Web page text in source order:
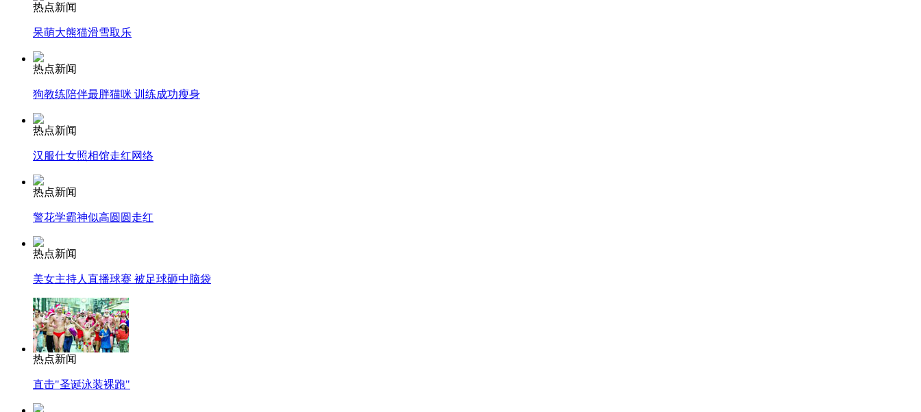
走！跟着总书记去植树
消防员救轻生者 花炮节热闹非凡 减压"枕头大战"
纽约上演“枕头大战”
司机酒驾遇交警 急速倒车逃窜
热点新闻
呆萌大熊猫滑雪取乐
热点新闻
狗教练陪伴最胖猫咪 训练成功瘦身
热点新闻
汉服仕女照相馆走红网络
热点新闻
警花学霸神似高圆圆走红
热点新闻
美女主持人直播球赛 被足球砸中脑袋
热点新闻
直击"圣诞泳装裸跑"